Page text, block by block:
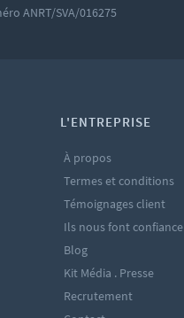
ANRT/SVA/016275
L'ENTREPRISE
À propos
Termes et conditions
Témoignages client
Ils nous font confiance
Blog
Kit Média . Presse
Recrutement